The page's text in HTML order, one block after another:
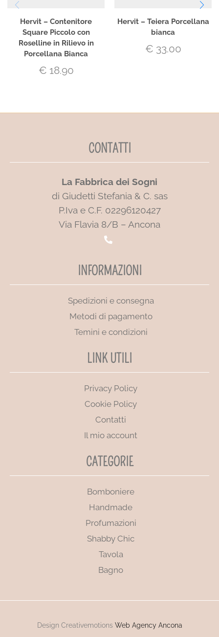
Hervit – Contenitore
Square Piccolo con
Roselline in Rilievo in
Porcellana Bianca
€ 18.90
Hervit – Teiera Porcellana
bianca
€ 33.00
CONTATTI
La Fabbrica dei Sogni
di Giudetti Stefania & C. sas
P.Iva e C.F. 02296120427
Via Flavia 8/B – Ancona
INFORMAZIONI
Spedizioni e consegna
Metodi di pagamento
Temini e condizioni
LINK UTILI
Privacy Policy
Cookie Policy
Contatti
Il mio account
CATEGORIE
Bomboniere
Handmade
Profumazioni
Shabby Chic
Tavola
Bagno
Design Creativemotions Web Agency Ancona